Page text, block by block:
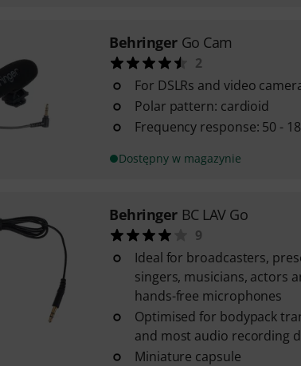
Behringer Go Cam
2
For DSLRs and video
Polar pattern: cardioid
Frequency response: 50 -
Dostępny w magazynie
Behringer BC LAV Go
9
Ideal for broadcasters,
singers, musicians, actors
hands-free microphones
Optimised for bodypack
and most audio recording
Miniature capsule